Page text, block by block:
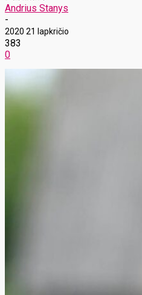
Andrius Stanys
-
2020 21 lapkričio
383
0